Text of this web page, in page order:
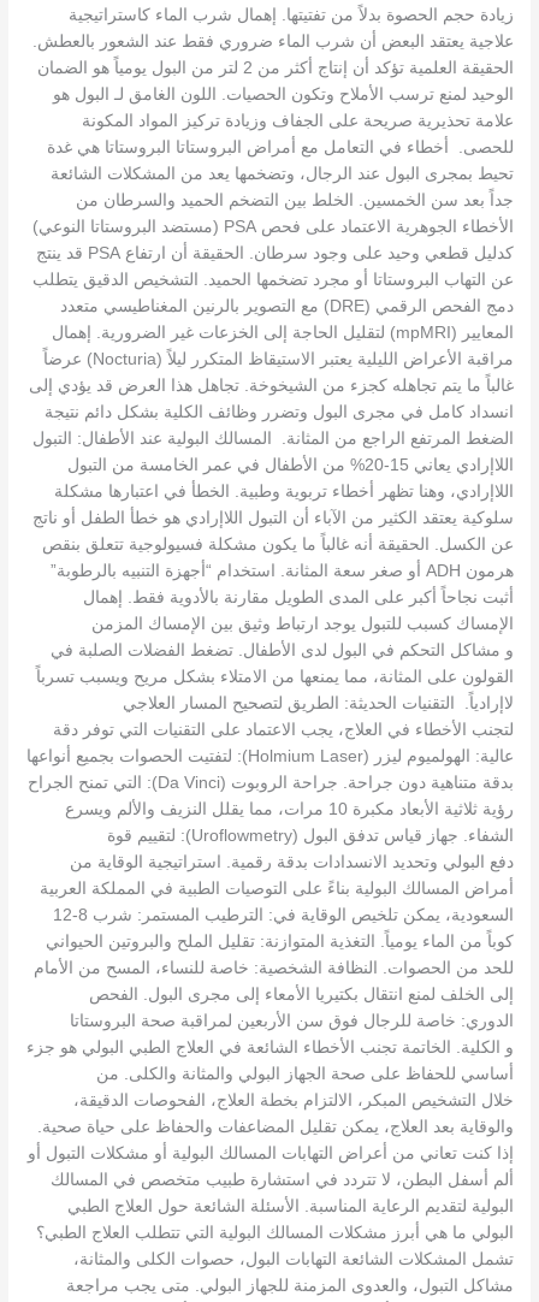
زيادة حجم الحصوة بدلاً من تفتيتها. إهمال شرب الماء كاستراتيجية
علاجية يعتقد البعض أن شرب الماء ضروري فقط عند الشعور بالعطش.
الحقيقة العلمية تؤكد أن إنتاج أكثر من 2 لتر من البول يومياً هو الضمان
الوحيد لمنع ترسب الأملاح وتكون الحصيات. اللون الغامق لـ البول هو
علامة تحذيرية صريحة على الجفاف وزيادة تركيز المواد المكونة
للحصى. أخطاء في التعامل مع أمراض البروستاتا البروستاتا هي غدة
تحيط بمجرى البول عند الرجال، وتضخمها يعد من المشكلات الشائعة
جداً بعد سن الخمسين. الخلط بين التضخم الحميد والسرطان من
الأخطاء الجوهرية الاعتماد على فحص PSA (مستضد البروستاتا النوعي)
كدليل قطعي وحيد على وجود سرطان. الحقيقة أن ارتفاع PSA قد ينتج
عن التهاب البروستاتا أو مجرد تضخمها الحميد. التشخيص الدقيق يتطلب
دمج الفحص الرقمي (DRE) مع التصوير بالرنين المغناطيسي متعدد
المعايير (mpMRI) لتقليل الحاجة إلى الخزعات غير الضرورية. إهمال
مراقبة الأعراض الليلية يعتبر الاستيقاظ المتكرر ليلاً (Nocturia) عرضاً
غالباً ما يتم تجاهله كجزء من الشيخوخة. تجاهل هذا العرض قد يؤدي إلى
انسداد كامل في مجرى البول وتضرر وظائف الكلية بشكل دائم نتيجة
الضغط المرتفع الراجع من المثانة. المسالك البولية عند الأطفال: التبول
اللاإرادي يعاني 15-20% من الأطفال في عمر الخامسة من التبول
اللاإرادي، وهنا تظهر أخطاء تربوية وطبية. الخطأ في اعتبارها مشكلة
سلوكية يعتقد الكثير من الآباء أن التبول اللاإرادي هو خطأ الطفل أو ناتج
عن الكسل. الحقيقة أنه غالباً ما يكون مشكلة فسيولوجية تتعلق بنقص
هرمون ADH أو صغر سعة المثانة. استخدام “أجهزة التنبيه بالرطوبة”
أثبت نجاحاً أكبر على المدى الطويل مقارنة بالأدوية فقط. إهمال
الإمساك كسبب للتبول يوجد ارتباط وثيق بين الإمساك المزمن
و مشاكل التحكم في البول لدى الأطفال. تضغط الفضلات الصلبة في
القولون على المثانة، مما يمنعها من الامتلاء بشكل مريح ويسبب تسرباً
لاإرادياً. التقنيات الحديثة: الطريق لتصحيح المسار العلاجي
لتجنب الأخطاء في العلاج، يجب الاعتماد على التقنيات التي توفر دقة
عالية: الهولميوم ليزر (Holmium Laser): لتفتيت الحصوات بجميع أنواعها
بدقة متناهية دون جراحة. جراحة الروبوت (Da Vinci): التي تمنح الجراح
رؤية ثلاثية الأبعاد مكبرة 10 مرات، مما يقلل النزيف والألم ويسرع
الشفاء. جهاز قياس تدفق البول (Uroflowmetry): لتقييم قوة
دفع البولي وتحديد الانسدادات بدقة رقمية. استراتيجية الوقاية من
أمراض المسالك البولية بناءً على التوصيات الطبية في المملكة العربية
السعودية، يمكن تلخيص الوقاية في: الترطيب المستمر: شرب 8-12
كوباً من الماء يومياً. التغذية المتوازنة: تقليل الملح والبروتين الحيواني
للحد من الحصوات. النظافة الشخصية: خاصة للنساء، المسح من الأمام
إلى الخلف لمنع انتقال بكتيريا الأمعاء إلى مجرى البول. الفحص
الدوري: خاصة للرجال فوق سن الأربعين لمراقبة صحة البروستاتا
و الكلية. الخاتمة تجنب الأخطاء الشائعة في العلاج الطبي البولي هو جزء
أساسي للحفاظ على صحة الجهاز البولي والمثانة والكلى. من
خلال التشخيص المبكر، الالتزام بخطة العلاج، الفحوصات الدقيقة،
والوقاية بعد العلاج، يمكن تقليل المضاعفات والحفاظ على حياة صحية.
إذا كنت تعاني من أعراض التهابات المسالك البولية أو مشكلات التبول أو
ألم أسفل البطن، لا تتردد في استشارة طبيب متخصص في المسالك
البولية لتقديم الرعاية المناسبة. الأسئلة الشائعة حول العلاج الطبي
البولي ما هي أبرز مشكلات المسالك البولية التي تتطلب العلاج الطبي؟
تشمل المشكلات الشائعة التهابات البول، حصوات الكلى والمثانة،
مشاكل التبول، والعدوى المزمنة للجهاز البولي. متى يجب مراجعة